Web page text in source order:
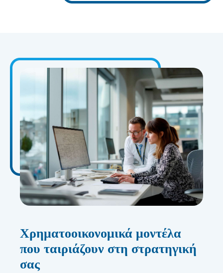
Χρηματοοικονομικά μοντέλα
που ταιριάζουν στη στρατηγική
σας